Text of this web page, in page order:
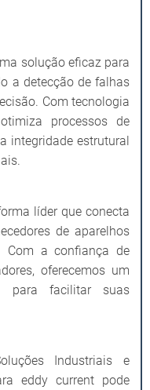
solução eficaz para
a detecção de falhas
Com tecnologia
processos de
integridade estrutural
líder que conecta
de aparelhos
Com a confiança de
oferecemos um
para facilitar suas
Industriais e
eddy current pode